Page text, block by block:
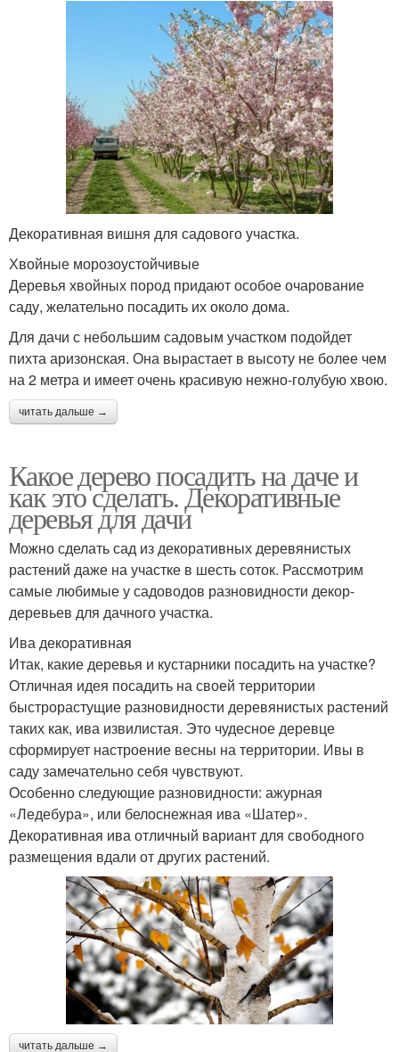
Декоративная вишня для садового участка.
Хвойные морозоустойчивые
Деревья хвойных пород придают особое очарование
саду, желательно посадить их около дома.
Для дачи с небольшим садовым участком подойдет
пихта аризонская. Она вырастает в высоту не более чем
на 2 метра и имеет очень красивую нежно-голубую хвою.
читать дальше →
Какое дерево посадить на даче и
как это сделать. Декоративные
деревья для дачи
Можно сделать сад из декоративных деревянистых
растений даже на участке в шесть соток. Рассмотрим
самые любимые у садоводов разновидности декор-
деревьев для дачного участка.
Ива декоративная
Итак, какие деревья и кустарники посадить на участке?
Отличная идея посадить на своей территории
быстрорастущие разновидности деревянистых растений
таких как, ива извилистая. Это чудесное деревце
сформирует настроение весны на территории. Ивы в
саду замечательно себя чувствуют.
Особенно следующие разновидности: ажурная
«Ледебура», или белоснежная ива «Шатер».
Декоративная ива отличный вариант для свободного
размещения вдали от других растений.
читать дальше →